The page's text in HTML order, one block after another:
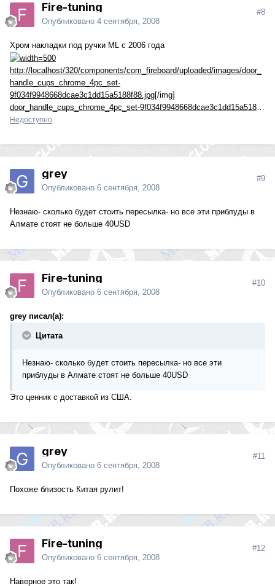
Fire-tuning
Опубликовано 4 сентября, 2008
#8
Хром накладки под ручки ML с 2006 года
http://localhost/320/components/com_fireboard/uploaded/images/door_
handle_cups_chrome_4pc_set-
9f034f9948668dcae3c1dd15a5188f88.jpg[/img]
Недоступно
grey
Опубликовано 6 сентября, 2008
#9
Незнаю- сколько будет стоить пересылка- но все эти приблуды в
Алмате стоят не больше 40USD
Fire-tuning
Опубликовано 6 сентября, 2008
#10
grey писал(а):
Цитата
Незнаю- сколько будет стоить пересылка- но все эти
приблуды в Алмате стоят не больше 40USD
Это ценник с доставкой из США.
grey
Опубликовано 6 сентября, 2008
#11
Похоже близость Китая рулит!
Fire-tuning
Опубликовано 6 сентября, 2008
#12
Наверное это так!